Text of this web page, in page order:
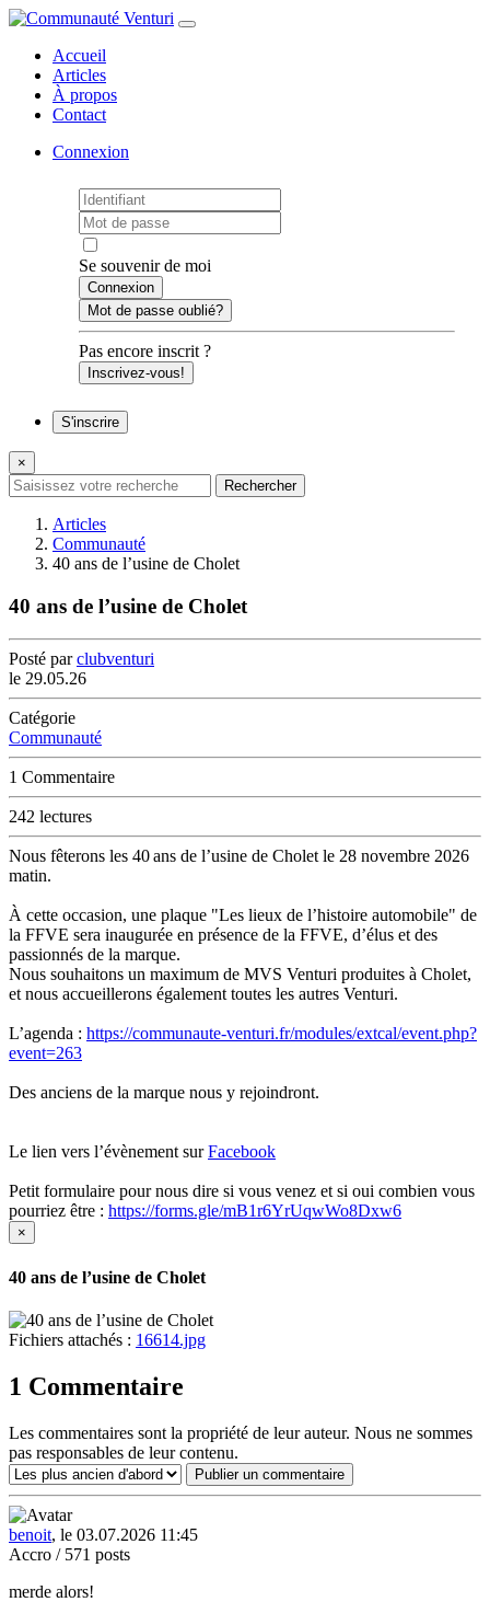
Accueil
Articles
À propos
Contact
Connexion
Se souvenir de moi
Mot de passe oublié?
Pas encore inscrit ?
Inscrivez-vous!
S'inscrire
×
Articles
Communauté
40 ans de l’usine de Cholet
40 ans de l’usine de Cholet
Posté parclubventuri
le 29.05.26
Catégorie
Communauté
1 Commentaire
242 lectures
Nous fêterons les 40 ans de l’usine de Cholet le 28 novembre 2026
matin.
À cette occasion, une plaque "Les lieux de l’histoire automobile" de
la FFVE sera inaugurée en présence de la FFVE, d’élus et des
passionnés de la marque.
Nous souhaitons un maximum de MVS Venturi produites à Cholet,
et nous accueillerons également toutes les autres Venturi.
L’agenda : https://communaute-venturi.fr/modules/extcal/event.php?
event=263
Des anciens de la marque nous y rejoindront.
Le lien vers l’évènement surFacebook
Petit formulaire pour nous dire si vous venez et si oui combien vous
pourriez être : https://forms.gle/mB1r6YrUqwWo8Dxw6
×
40 ans de l’usine de Cholet
Fichiers attachés : 16614.jpg
1 Commentaire
Les commentaires sont la propriété de leur auteur. Nous ne sommes
pas responsables de leur contenu.
benoit, le 03.07.2026 11:45
Accro / 571 posts
merde alors!